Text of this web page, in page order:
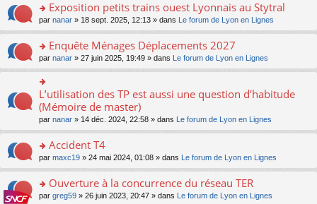
ult
er
le
m
e
s
g
e
n
o
lu
le
pl
u
s
o
n
ult
er
le
m
s
a
e
n
o
lu
le
Exposition petits trains ouest Lyonnais au Stytral
par nanar » 18 sept. 2025, 12:13 » dans Le forum de Lyon en Lignes
o
n
s
ult
er
le
m
e
s
a
e
n
Enquête Ménages Déplacements 2027
par nanar » 27 juin 2025, 19:49 » dans Le forum de Lyon en Lignes
n
s
ult
er
le
m
e
s
a
L’utilisation des TP est aussi une question d’habitude
(Mémoire de master)
par nanar » 14 déc. 2024, 22:58 » dans Le forum de Lyon en Lignes
o
n
ult
er
Accident T4
par maxc19 » 24 mai 2024, 01:08 » dans Le forum de Lyon en Lignes
o
Ouverture à la concurrence du réseau TER
par greg59 » 26 juin 2023, 20:47 » dans Le forum de Lyon en Lignes